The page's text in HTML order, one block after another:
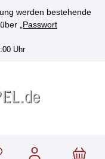
werden bestehende
„ Passwort
Uhr